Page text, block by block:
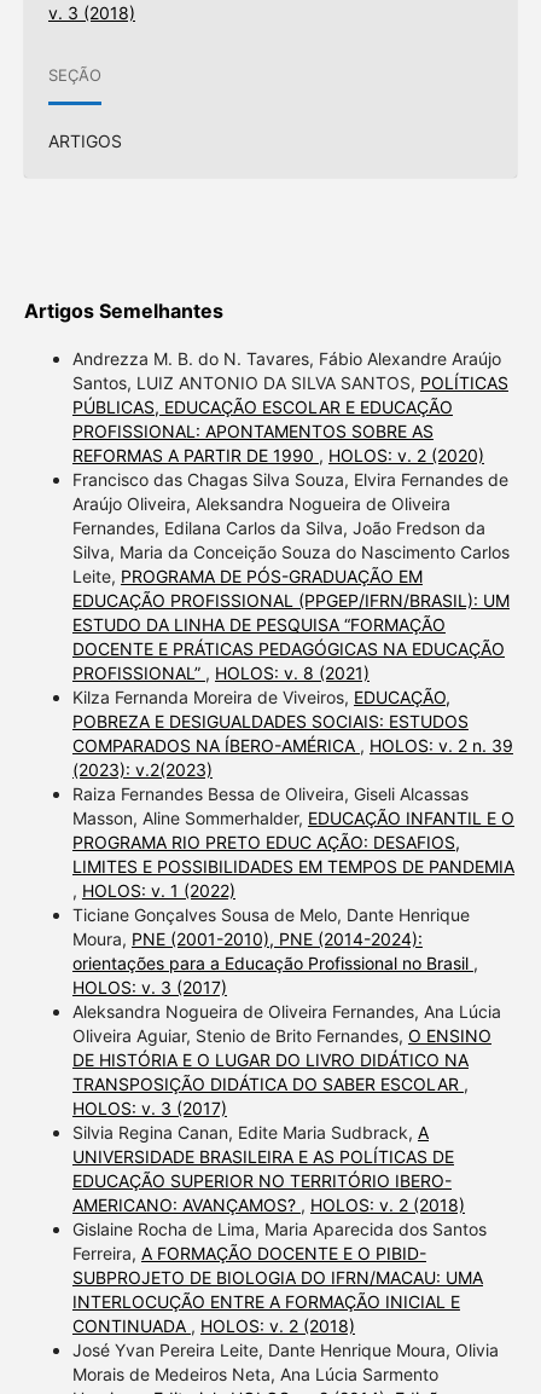
v. 3 (2018)
SEÇÃO
ARTIGOS
Artigos Semelhantes
Andrezza M. B. do N. Tavares, Fábio Alexandre Araújo
Santos, LUIZ ANTONIO DA SILVA SANTOS, POLÍTICAS
PÚBLICAS, EDUCAÇÃO ESCOLAR E EDUCAÇÃO
PROFISSIONAL: APONTAMENTOS SOBRE AS
REFORMAS A PARTIR DE 1990 , HOLOS: v. 2 (2020)
Francisco das Chagas Silva Souza, Elvira Fernandes de
Araújo Oliveira, Aleksandra Nogueira de Oliveira
Fernandes, Edilana Carlos da Silva, João Fredson da
Silva, Maria da Conceição Souza do Nascimento Carlos
Leite, PROGRAMA DE PÓS-GRADUAÇÃO EM
EDUCAÇÃO PROFISSIONAL (PPGEP/IFRN/BRASIL): UM
ESTUDO DA LINHA DE PESQUISA “FORMAÇÃO
DOCENTE E PRÁTICAS PEDAGÓGICAS NA EDUCAÇÃO
PROFISSIONAL” , HOLOS: v. 8 (2021)
Kilza Fernanda Moreira de Viveiros, EDUCAÇÃO,
POBREZA E DESIGUALDADES SOCIAIS: ESTUDOS
COMPARADOS NA ÍBERO-AMÉRICA , HOLOS: v. 2 n. 39
(2023): v.2(2023)
Raiza Fernandes Bessa de Oliveira, Giseli Alcassas
Masson, Aline Sommerhalder, EDUCAÇÃO INFANTIL E O
PROGRAMA RIO PRETO EDUC AÇÃO: DESAFIOS,
LIMITES E POSSIBILIDADES EM TEMPOS DE PANDEMIA
, HOLOS: v. 1 (2022)
Ticiane Gonçalves Sousa de Melo, Dante Henrique
Moura, PNE (2001-2010), PNE (2014-2024):
orientações para a Educação Profissional no Brasil ,
HOLOS: v. 3 (2017)
Aleksandra Nogueira de Oliveira Fernandes, Ana Lúcia
Oliveira Aguiar, Stenio de Brito Fernandes, O ENSINO
DE HISTÓRIA E O LUGAR DO LIVRO DIDÁTICO NA
TRANSPOSIÇÃO DIDÁTICA DO SABER ESCOLAR ,
HOLOS: v. 3 (2017)
Silvia Regina Canan, Edite Maria Sudbrack, A
UNIVERSIDADE BRASILEIRA E AS POLÍTICAS DE
EDUCAÇÃO SUPERIOR NO TERRITÓRIO IBERO-
AMERICANO: AVANÇAMOS? , HOLOS: v. 2 (2018)
Gislaine Rocha de Lima, Maria Aparecida dos Santos
Ferreira, A FORMAÇÃO DOCENTE E O PIBID-
SUBPROJETO DE BIOLOGIA DO IFRN/MACAU: UMA
INTERLOCUÇÃO ENTRE A FORMAÇÃO INICIAL E
CONTINUADA , HOLOS: v. 2 (2018)
José Yvan Pereira Leite, Dante Henrique Moura, Olivia
Morais de Medeiros Neta, Ana Lúcia Sarmento